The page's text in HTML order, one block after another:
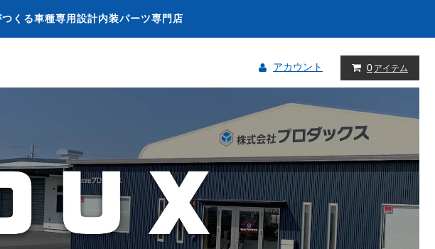
くる車種専用設計内装パーツ専門店
アカウント 0 アイテム